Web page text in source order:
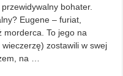
bohater.
Eugene – furiat,
morderca. To jego na
zostawili w swej
na …